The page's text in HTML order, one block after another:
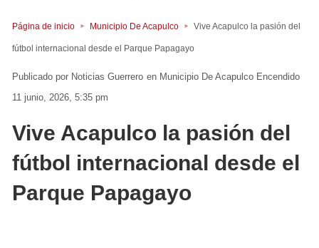
Página de inicio Municipio De Acapulco Vive Acapulco la pasión del
fútbol internacional desde el Parque Papagayo
Noticias Guerrero en Municipio De Acapulco Encendido
11 junio, 2026, 5:35 pm
Vive Acapulco la pasión del
fútbol internacional desde el
Parque Papagayo